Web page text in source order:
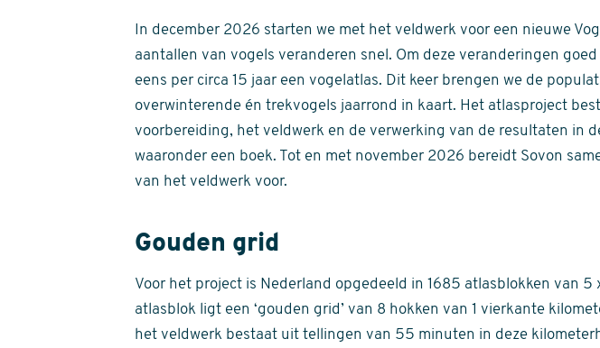
of
5
stars
of
5
stars
In december 2026 starten we met het veldwerk voor een nieuwe
aantallen van vogels veranderen snel. Om deze veranderingen
eens per circa 15 jaar een vogelatlas. Dit keer brengen we de
overwinterende én trekvogels jaarrond in kaart. Het atlasproject
voorbereiding, het veldwerk en de verwerking van de resultaten in
waaronder een boek. Tot en met november 2026 bereidt Sovon
van het veldwerk voor.
Gouden grid
Voor het project is Nederland opgedeeld in 1685 atlasblokken van 5
atlasblok ligt een ‘gouden grid’ van 8 hokken van 1 vierkante
het veldwerk bestaat uit tellingen van 55 minuten in deze